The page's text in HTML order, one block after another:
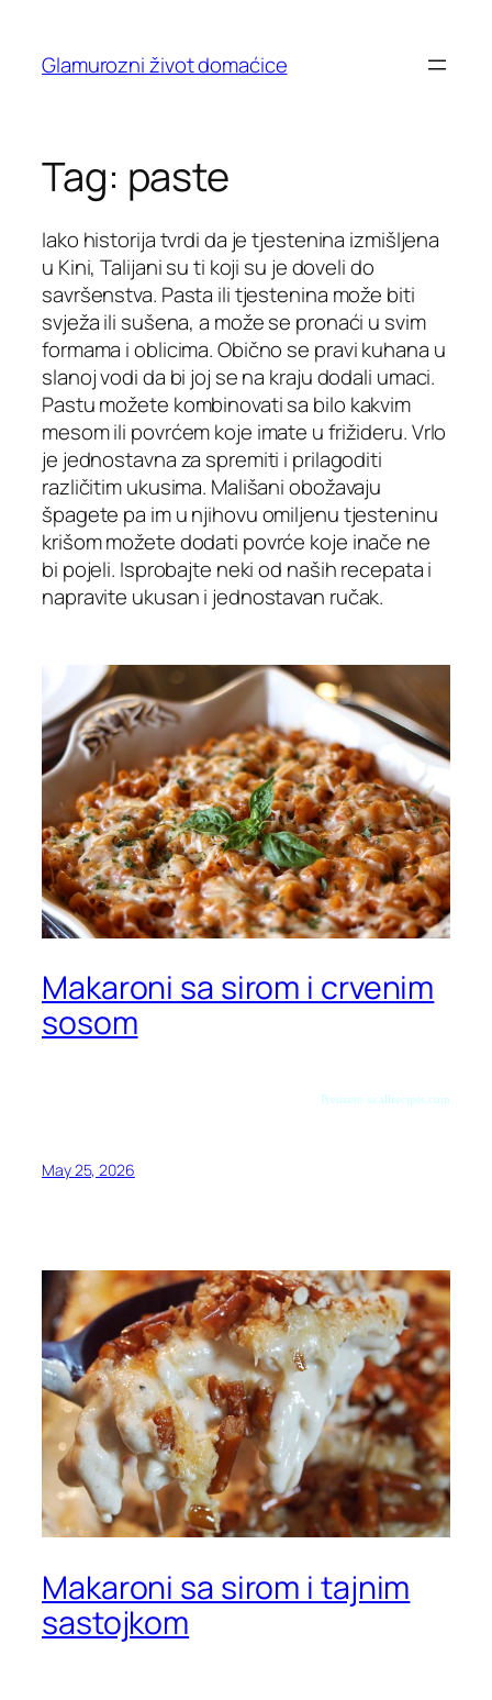
content
Glamurozni život domaćice
Tag: paste
Iako historija tvrdi da je tjestenina izmišljena
u Kini, Talijani su ti koji su je doveli do
savršenstva. Pasta ili tjestenina može biti
svježa ili sušena, a može se pronaći u svim
formama i oblicima. Obično se pravi kuhana u
slanoj vodi da bi joj se na kraju dodali umaci.
Pastu možete kombinovati sa bilo kakvim
mesom ili povrćem koje imate u frižideru. Vrlo
je jednostavna za spremiti i prilagoditi
različitim ukusima. Mališani obožavaju
špagete pa im u njihovu omiljenu tjesteninu
krišom možete dodati povrće koje inače ne
bi pojeli. Isprobajte neki od naših recepata i
napravite ukusan i jednostavan ručak.
Makaroni sa sirom i crvenim
sosom
Preuzeto sa allrecipes.com
May 25, 2026
Makaroni sa sirom i tajnim
sastojkom